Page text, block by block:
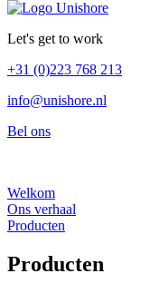
Let's get to work
+31 (0)223 768 213
info@unishore.nl
Bel ons
Welkom
Ons verhaal
Producten
Producten